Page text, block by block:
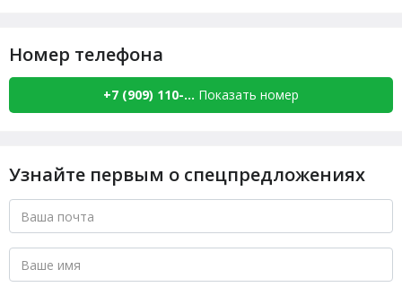
Номер телефона
+7 (909) 110-... Показать номер
Узнайте первым о спецпредложениях